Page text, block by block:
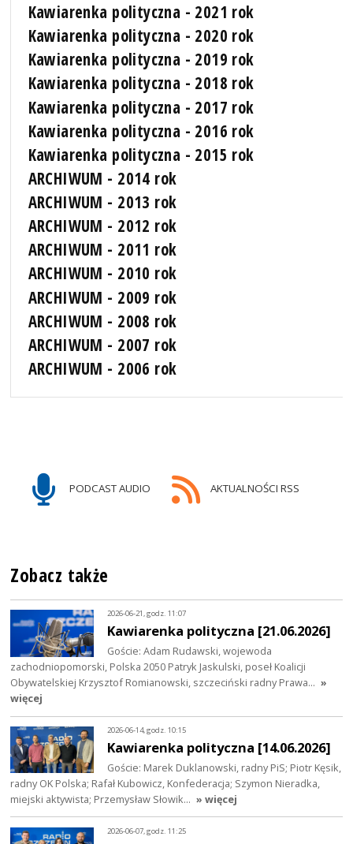
Kawiarenka polityczna - 2021 rok
Kawiarenka polityczna - 2020 rok
Kawiarenka polityczna - 2019 rok
Kawiarenka polityczna - 2018 rok
Kawiarenka polityczna - 2017 rok
Kawiarenka polityczna - 2016 rok
Kawiarenka polityczna - 2015 rok
ARCHIWUM - 2014 rok
ARCHIWUM - 2013 rok
ARCHIWUM - 2012 rok
ARCHIWUM - 2011 rok
ARCHIWUM - 2010 rok
ARCHIWUM - 2009 rok
ARCHIWUM - 2008 rok
ARCHIWUM - 2007 rok
ARCHIWUM - 2006 rok
PODCAST AUDIO AKTUALNOŚCI RSS
Zobacz także
2026-06-21, godz. 11:07
Kawiarenka polityczna [21.06.2026]
Goście: Adam Rudawski, wojewoda
zachodniopomorski, Polska 2050 Patryk Jaskulski, poseł Koalicji
Obywatelskiej Krzysztof Romianowski, szczeciński radny Prawa… »
więcej
2026-06-14, godz. 10:15
Kawiarenka polityczna [14.06.2026]
Goście: Marek Duklanowski, radny PiS; Piotr Kęsik,
radny OK Polska; Rafał Kubowicz, Konfederacja; Szymon Nieradka,
miejski aktywista; Przemysław Słowik… » więcej
2026-06-07, godz. 11:25